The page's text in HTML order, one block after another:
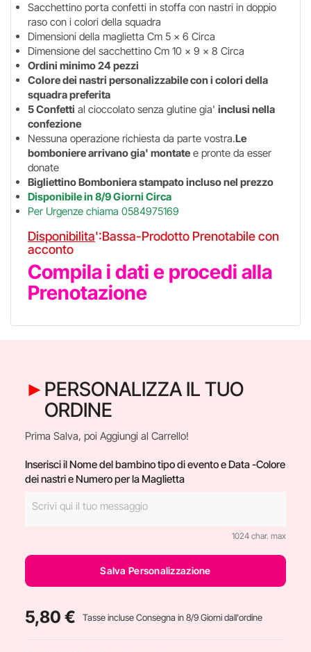
Sacchettino porta confetti in stoffa con nastri in doppio
raso con i colori della squadra
Dimensioni della maglietta Cm 5 x 6 Circa
Dimensione del sacchettino Cm 10 x 9 x 8 Circa
Ordini minimo 24 pezzi
Colore dei nastri personalizzabile con i colori della
squadra preferita
5 Confetti al cioccolato senza glutine gia' inclusi nella
confezione
Nessuna operazione richiesta da parte vostra.Le
bomboniere arrivano gia' montate e pronte da esser
donate
Bigliettino Bomboniera stampato incluso nel prezzo
Disponibile in 8/9 Giorni Circa
Per Urgenze chiama 0584975169
Disponibilita':Bassa-Prodotto Prenotabile con
acconto
Compila i dati e procedi alla
Prenotazione
PERSONALIZZA IL TUO
ORDINE
Prima Salva, poi Aggiungi al Carrello!
Inserisci il Nome del bambino tipo di evento e Data -Colore
dei nastri e Numero per la Maglietta
1024 char. max
Salva Personalizzazione
5,80 € Tasse incluseConsegna in 8/9 Giorni dall'ordine